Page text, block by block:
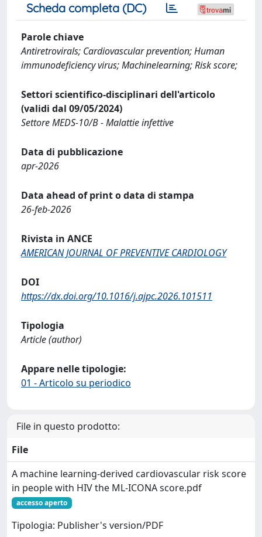
Scheda completa (DC)
Parole chiave
Antiretrovirals; Cardiovascular prevention; Human
immunodeficiency virus; Machinelearning; Risk score;
Settori scientifico-disciplinari dell'articolo
(validi dal 09/05/2024)
Settore MEDS-10/B - Malattie infettive
Data di pubblicazione
apr-2026
Data ahead of print o data di stampa
26-feb-2026
Rivista in ANCE
AMERICAN JOURNAL OF PREVENTIVE CARDIOLOGY
DOI
https://dx.doi.org/10.1016/j.ajpc.2026.101511
Tipologia
Article (author)
Appare nelle tipologie:
01 - Articolo su periodico
File in questo prodotto:
File
A machine learning-derived cardiovascular risk score
in people with HIV the ML-ICONA score.pdf
accesso aperto
Tipologia: Publisher's version/PDF